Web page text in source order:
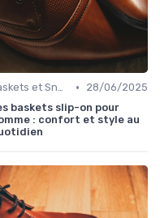
Baskets et Sneakers •
28/06/2025
baskets slip-on pour
: confort et style au